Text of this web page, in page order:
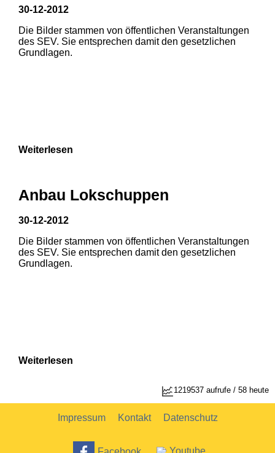
1 2
1 2
30-12-2012
Die Bilder stammen von öffentlichen Veranstaltungen
des SEV. Sie entsprechen damit den gesetzlichen
Grundlagen.
Weiterlesen
Anbau Lokschuppen
30-12-2012
Die Bilder stammen von öffentlichen Veranstaltungen
des SEV. Sie entsprechen damit den gesetzlichen
Grundlagen.
Weiterlesen
1219537 aufrufe / 58 heute
Impressum Kontakt Datenschutz